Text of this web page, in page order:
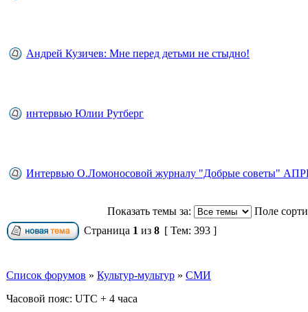
Андрей Кузичев: Мне перед детьми не стыдно!
интервью Юлии Рутберг
Интервью О.Ломоносовой журналу "Добрые советы"
Показать темы за:
Поле
Страница 1 из 8 [ Тем: 393 ]
Список форумов » Культур-мультур » СМИ
Часовой пояс: UTC + 4 часа